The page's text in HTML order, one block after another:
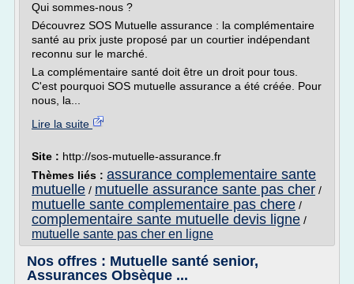
Qui sommes-nous ?
Découvrez SOS Mutuelle assurance : la complémentaire
santé au prix juste proposé par un courtier indépendant
reconnu sur le marché.
La complémentaire santé doit être un droit pour tous.
C'est pourquoi SOS mutuelle assurance a été créée. Pour
nous, la...
Lire la suite
Site : http://sos-mutuelle-assurance.fr
Thèmes liés : assurance complementaire sante
mutuelle / mutuelle assurance sante pas cher /
mutuelle sante complementaire pas chere /
complementaire sante mutuelle devis ligne /
mutuelle sante pas cher en ligne
Nos offres : Mutuelle santé senior,
Assurances Obsèque ...